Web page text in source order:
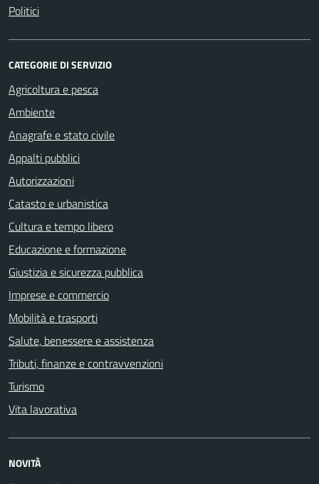
Politici
CATEGORIE DI SERVIZIO
Agricoltura e pesca
Ambiente
Anagrafe e stato civile
Appalti pubblici
Autorizzazioni
Catasto e urbanistica
Cultura e tempo libero
Educazione e formazione
Giustizia e sicurezza pubblica
Imprese e commercio
Mobilità e trasporti
Salute, benessere e assistenza
Tributi, finanze e contravvenzioni
Turismo
Vita lavorativa
NOVITÀ